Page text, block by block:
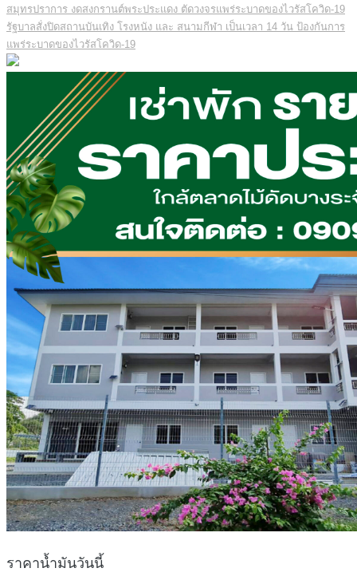
สมุทรปราการ งดสงกรานต์พระประแดง ตัดวงจรแพร่ระบาดของไวรัสโควิด-19
รัฐบาลสั่งปิดสถานบันเทิง โรงหนัง และ สนามกีฬา เป็นเวลา 14 วัน ป้องกันการ
แพร่ระบาดของไวรัสโควิด-19
ราคาน้ำมันวันนี้